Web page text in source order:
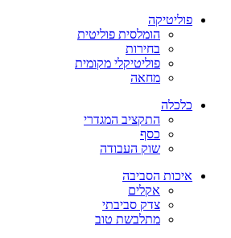
פוליטיקה
הומלסית פוליטית
בחירות
פוליטיקלי מקומית
מחאה
כלכלה
התקציב המגדרי
כסף
שוק העבודה
איכות הסביבה
אקלים
צדק סביבתי
מתלבשת טוב